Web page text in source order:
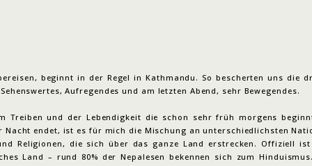
beginnt in der Regel in Kathmandu. So bescherten uns die
Aufregendes und am letzten Abend, sehr Bewegendes.
Treiben und der Lebendigkeit die schon sehr früh morgens
Nacht endet, ist es für mich die Mischung an unterschiedlichsten
Religionen, die sich über das ganze Land erstrecken. Offiziell
Land – rund 80% der Nepalesen bekennen sich zum